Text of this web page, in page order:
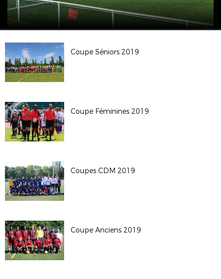
Coupe Séniors 2019
Coupe Féminines 2019
Coupes CDM 2019
Coupe Anciens 2019